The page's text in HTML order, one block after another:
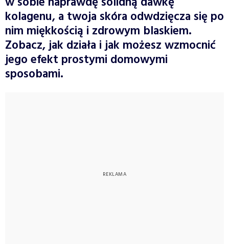
kolagenu, a twoja skóra odwdzięcza się po
nim miękkością i zdrowym blaskiem.
Zobacz, jak działa i jak możesz wzmocnić
jego efekt prostymi domowymi
sposobami.